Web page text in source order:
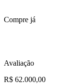
Compre já
Avaliação
R$ 62.000,00